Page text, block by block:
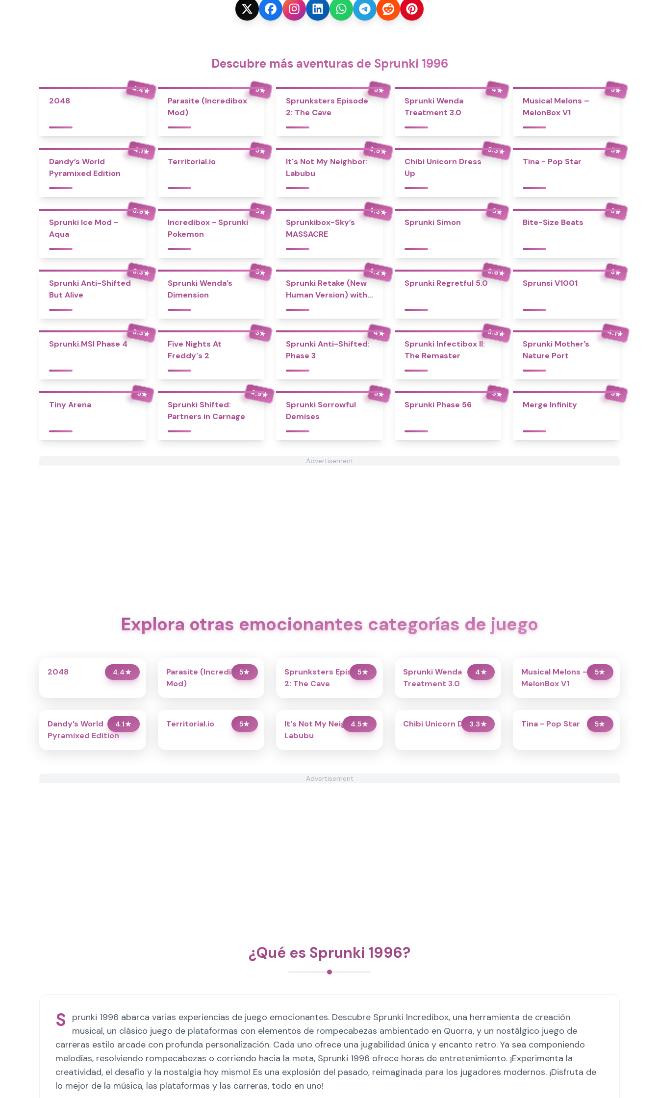
Descubre más aventuras de Sprunki 1996
4.4★
2048
5★
Parasite (Incredibox
Mod)
5★
Sprunksters Episode
2: The Cave
4★
Sprunki Wenda
Treatment 3.0
5★
Musical Melons –
MelonBox V1
4.1★
Dandy’s World
Pyramixed Edition
5★
Territorial.io
4.5★
It's Not My Neighbor:
Labubu
3.3★
Chibi Unicorn Dress
Up
5★
Tina - Pop Star
3.9★
Sprunki Ice Mod -
Aqua
5★
Incredibox - Sprunki
Pokemon
4.3★
Sprunkibox-Sky’s
MASSACRE
5★
Sprunki Simon
3★
Bite-Size Beats
3.3★
Sprunki Anti-Shifted
But Alive
5★
Sprunki Wenda’s
Dimension
4.2★
Sprunki Retake (New
Human Version) with
Bonus
3.8★
Sprunki Regretful 5.0
3★
Sprunsi V1001
3.3★
Sprunki.MSI Phase 4
3★
Five Nights At
Freddy's 2
4★
Sprunki Anti-Shifted:
Phase 3
3.3★
Sprunki Infectibox II:
The Remaster
4.1★
Sprunki Mother’s
Nature Port
5★
Tiny Arena
4.9★
Sprunki Shifted:
Partners in Carnage
5★
Sprunki Sorrowful
Demises
3★
Sprunki Phase 56
5★
Merge Infinity
Advertisement
Explora otras emocionantes categorías de juego
4.4★
2048 5★
Parasite (Incredibox
Mod)
5★
Sprunksters Episode
2: The Cave
4★
Sprunki Wenda
Treatment 3.0
5★
Musical Melons –
MelonBox V1
4.1★
Dandy’s World
Pyramixed Edition
5★
Territorial.io 4.5★
It's Not My Neighbor:
Labubu
3.3★
Chibi Unicorn Dress Up 5★
Tina - Pop Star
Advertisement
¿Qué es Sprunki 1996?
S
prunki 1996 abarca varias experiencias de juego emocionantes. Descubre Sprunki Incredibox, una herramienta de creación
musical, un clásico juego de plataformas con elementos de rompecabezas ambientado en Quorra, y un nostálgico juego de
carreras estilo arcade con profunda personalización. Cada uno ofrece una jugabilidad única y encanto retro. Ya sea componiendo
melodías, resolviendo rompecabezas o corriendo hacia la meta, Sprunki 1996 ofrece horas de entretenimiento. ¡Experimenta la
creatividad, el desafío y la nostalgia hoy mismo! Es una explosión del pasado, reimaginada para los jugadores modernos. ¡Disfruta de
lo mejor de la música, las plataformas y las carreras, todo en uno!